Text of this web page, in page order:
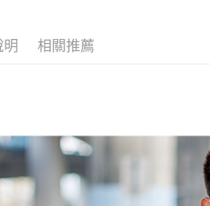
明 相關推薦